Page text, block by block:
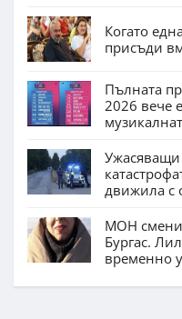
Когато
присъди
Пълната
2026 вече
Ужасяващи
движила с
МОН смени
Бургас.
временно